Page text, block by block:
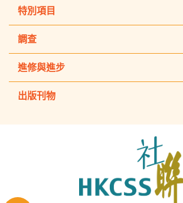
特別項目
調查
進修與進步
出版刊物